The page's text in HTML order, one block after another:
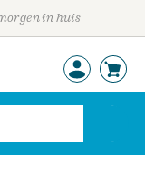
in huis